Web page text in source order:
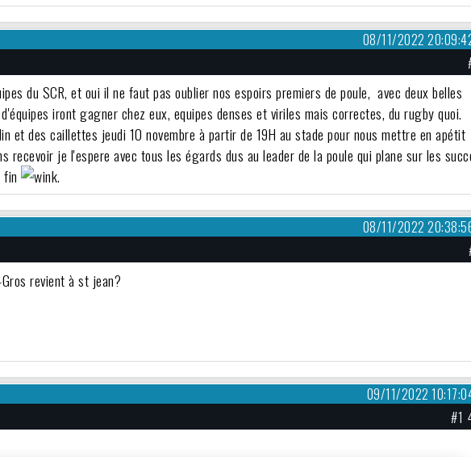
08/11/2022
du SCR, et oui il ne faut pas oublier nos espoirs premiers de poule, avec deux belles
iront gagner chez eux, equipes denses et viriles mais correctes, du rugby quoi.
et des caillettes jeudi 10 novembre à partir de 19H au stade pour nous mettre en apétit
recevoir je l'espere avec tous les égards dus au leader de la poule qui plane sur les
fin
.
08/11/2022
revient à st jean?
09/11/2022
#1